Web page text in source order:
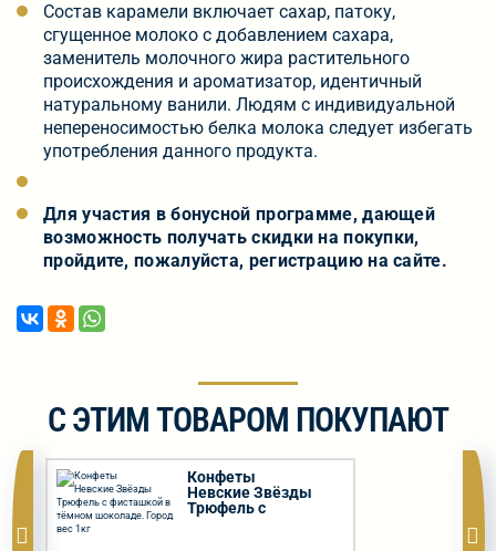
Состав карамели включает сахар, патоку,
сгущенное молоко с добавлением сахара,
заменитель молочного жира растительного
происхождения и ароматизатор, идентичный
натуральному ванили. Людям с индивидуальной
непереносимостью белка молока следует избегать
употребления данного продукта.
Для участия в бонусной программе, дающей
возможность получать скидки на покупки,
пройдите, пожалуйста, регистрацию на сайте.
С ЭТИМ ТОВАРОМ ПОКУПАЮТ
Конфеты
Невские Звёзды
Трюфель с